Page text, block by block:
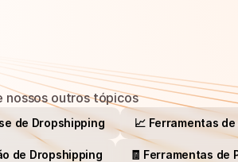
nossos outros tópicos
de Dropshipping 📈 Ferramentas
de Dropshipping 🧾 Ferramentas de